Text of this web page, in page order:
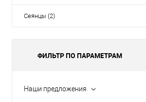
Сеянцы (2)
ФИЛЬТР ПО ПАРАМЕТРАМ
Наши предложения